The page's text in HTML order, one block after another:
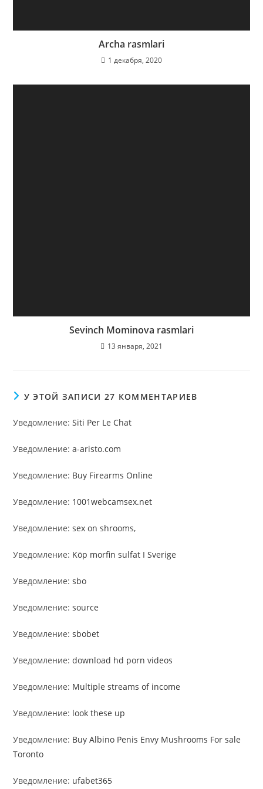
Archa rasmlari
1 декабря, 2020
Sevinch Mominova rasmlari
13 января, 2021
У ЭТОЙ ЗАПИСИ 27 КОММЕНТАРИЕВ
Уведомление:Siti Per Le Chat
Уведомление:a-aristo.com
Уведомление: Buy Firearms Online
Уведомление: 1001webcamsex.net
Уведомление:sex on shrooms,
Уведомление: Köp morfin sulfat I Sverige
Уведомление:sbo
Уведомление:source
Уведомление:sbobet
Уведомление:download hd porn videos
Уведомление: Multiple streams of income
Уведомление: look these up
Уведомление: Buy Albino Penis Envy Mushrooms For sale
Toronto
Уведомление: ufabet365